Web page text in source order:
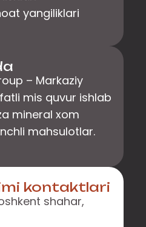
yangiliklari
– Markaziy
mis quvur ishlab
mineral xom
mahsulotlar.
kontaktlari
shahar,